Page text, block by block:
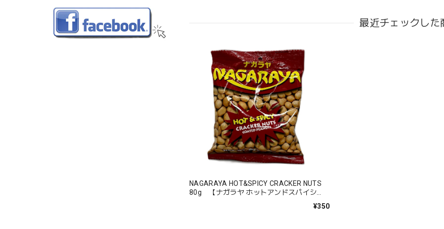
最近チェックした
NAGARAYA HOT&SPICY CRACKER NUTS
80g 【ナガラヤ ホットアンドスパイシ
¥350